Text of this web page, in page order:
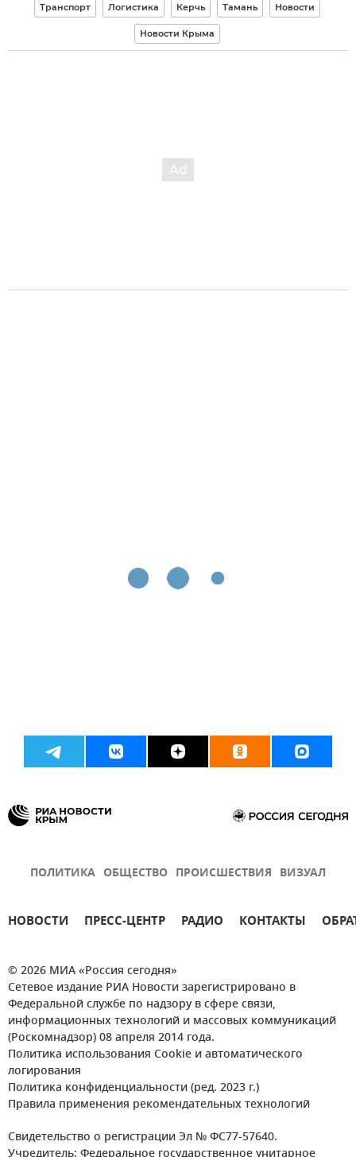
Транспорт Логистика Керчь Тамань Новости
Новости Крыма
ПОЛИТИКА ОБЩЕСТВО ПРОИСШЕСТВИЯ ВИЗУАЛ
НОВОСТИ ПРЕСС-ЦЕНТР РАДИО КОНТАКТЫ
© 2026 МИА «Россия сегодня»
Сетевое издание РИА Новости зарегистрировано в
Федеральной службе по надзору в сфере связи,
информационных технологий и массовых коммуникаций
(Роскомнадзор) 08 апреля 2014 года.
Политика использования Cookie и автоматического
логирования
Политика конфиденциальности (ред. 2023 г.)
Правила применения рекомендательных технологий
Свидетельство о регистрации Эл № ФС77-57640.